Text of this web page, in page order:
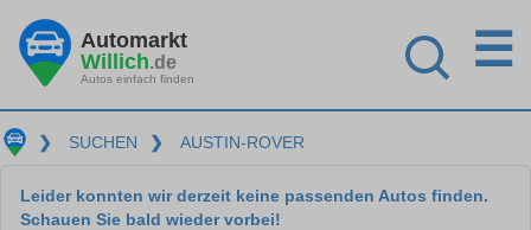
Automarkt
Willich.de
Autos einfach finden
☰
❯ SUCHEN ❯ AUSTIN-ROVER
Leider konnten wir derzeit keine passenden Autos finden.
Schauen Sie bald wieder vorbei!